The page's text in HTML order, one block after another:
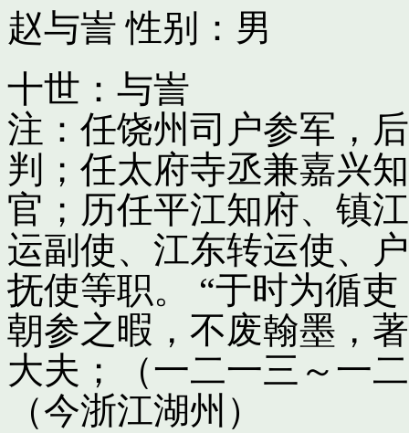
赵与訔 性别：男
十世：与訔
注：任饶州司户参军，
判；任太府寺丞兼嘉兴
官；历任平江知府、镇
运副使、江东转运使、
抚使等职。 “于时为循
朝参之暇，不废翰墨，
大夫；（一二一三～一
（今浙江湖州）